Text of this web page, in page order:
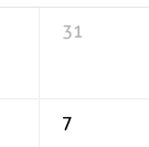
31
7